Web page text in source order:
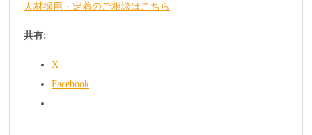
人材採用・定着のご相談はこちら
共有:
X
Facebook